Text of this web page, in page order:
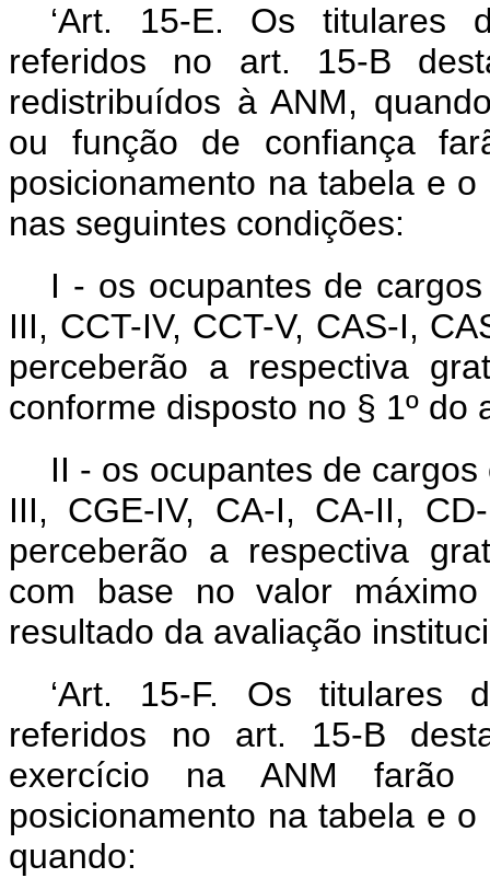
‘Art. 15-E. Os titulares
referidos no art. 15-B
redistribuídos à ANM,
ou função de confiança
posicionamento na tabela e
nas seguintes condições:
I - os ocupantes de
III, CCT-IV, CCT-V, CAS-I,
perceberão a respectiva
conforme disposto no § 1º do
II - os ocupantes de
III, CGE-IV, CA-I, CA-II,
perceberão a respectiva
com base no valor
resultado da avaliação
‘Art. 15-F. Os titulares
referidos no art. 15-B
exercício na ANM farão
posicionamento na tabela e
quando: